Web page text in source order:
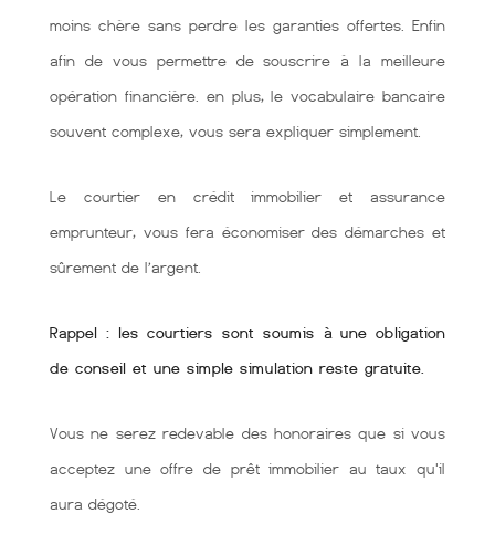
moins chère sans perdre les garanties offertes. Enfin
afin de vous permettre de souscrire à la meilleure
opération financière. en plus, le vocabulaire bancaire
souvent complexe, vous sera expliquer simplement.
Le courtier en crédit immobilier et assurance
emprunteur, vous fera économiser des démarches et
sûrement de l’argent.
Rappel : les courtiers sont soumis à une obligation
de conseil et une simple simulation reste gratuite.
Vous ne serez redevable des honoraires que si vous
acceptez une offre de prêt immobilier au taux qu'il
aura dégoté.